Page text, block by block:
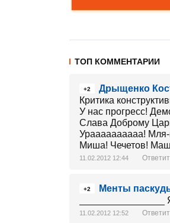
ТОП КОММЕНТАРИИ
+2
Дрыщенко
Критика
У нас прогресс!
Слава Доброму
Ураааааааааа!
Миша! Чечетов!
11.02.2012 12:44
+2
Менты
11.02.2012 12:52